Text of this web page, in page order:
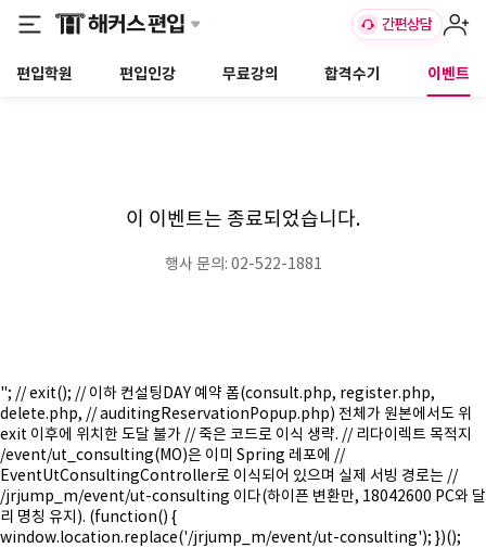
편입학원 편입인강 무료강의 합격수기 이벤트
이 이벤트는 종료되었습니다.
행사 문의: 02-522-1881
"; // exit(); // 이하 컨설팅DAY 예약 폼(consult.php, register.php,
delete.php, // auditingReservationPopup.php) 전체가 원본에서도 위
exit 이후에 위치한 도달 불가 // 죽은 코드로 이식 생략. // 리다이렉트 목적지
/event/ut_consulting(MO)은 이미 Spring 레포에 //
EventUtConsultingController로 이식되어 있으며 실제 서빙 경로는 //
/jrjump_m/event/ut-consulting 이다(하이픈 변환만, 18042600 PC와 달
리 명칭 유지). (function() {
window.location.replace('/jrjump_m/event/ut-consulting'); })();